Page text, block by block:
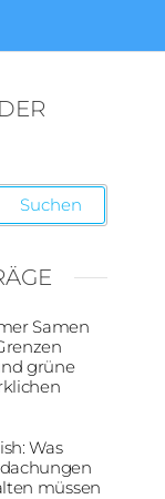
Samen
grüne
Was
müssen